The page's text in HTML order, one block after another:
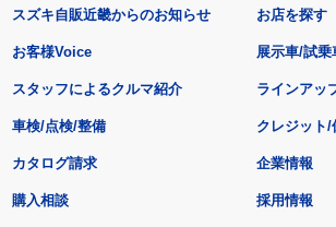
スズキ自販近畿からのお知らせ
お客様Voice
スタッフによるクルマ紹介
お店を探す
展示車/試乗
ラインアッ
車検/点検/整備 クレジット/
カタログ請求
購入相談
企業情報
採用情報